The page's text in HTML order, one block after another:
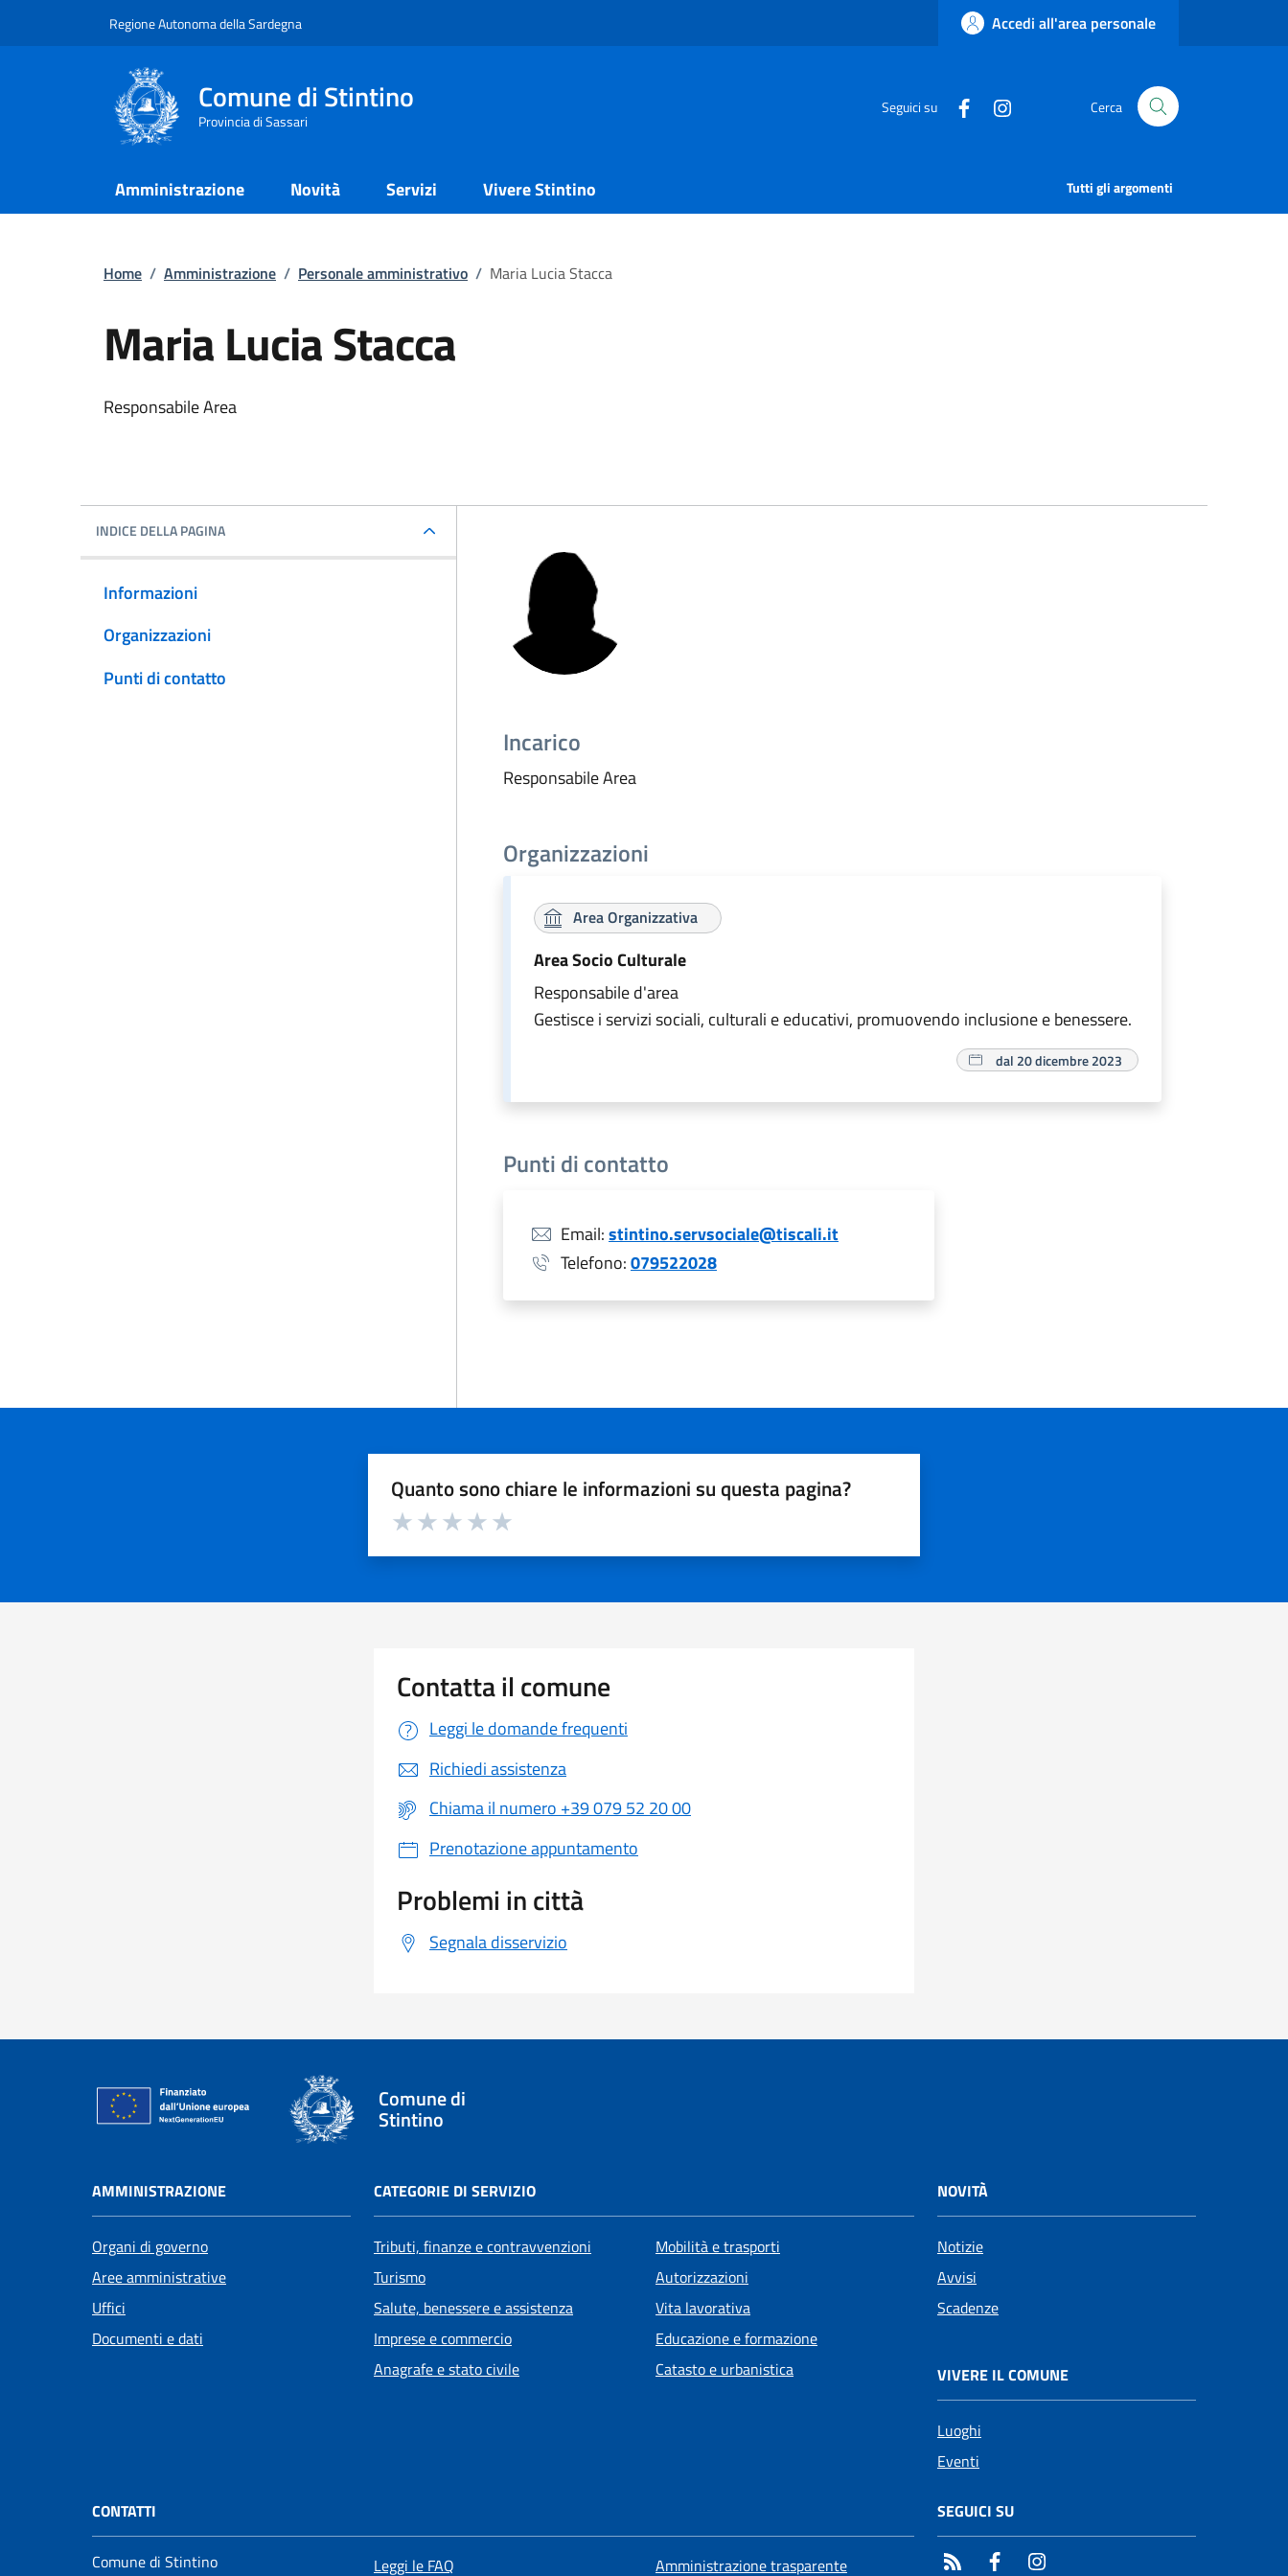
Regione Autonoma della Sardegna Accedi all'area personale
Comune di Stintino
Provincia di Sassari
Seguici su Cerca
Amministrazione Novità Servizi Vivere Stintino Tutti gli argomenti
Home / Amministrazione / Personale amministrativo / Maria Lucia Stacca
Maria Lucia Stacca
Responsabile Area
INDICE DELLA PAGINA
Informazioni
Organizzazioni
Punti di contatto
Incarico
Responsabile Area
Organizzazioni
Area Organizzativa
Area Socio Culturale
Responsabile d'area
Gestisce i servizi sociali, culturali e educativi, promuovendo inclusione e benessere.
dal 20 dicembre 2023
Punti di contatto
Email:stintino.servsociale@tiscali.it
Telefono:079522028
Quanto sono chiare le informazioni su questa pagina?
Valuta da 1 a 5 stelle la pagina
Contatta il comune
Leggi le domande frequenti
Richiedi assistenza
Chiama il numero +39 079 52 20 00
Prenotazione appuntamento
Problemi in città
Segnala disservizio
Comune di
Stintino
AMMINISTRAZIONE
Organi di governo
Aree amministrative
Uffici
Documenti e dati
CATEGORIE DI SERVIZIO
Tributi, finanze e contravvenzioni
Turismo
Salute, benessere e assistenza
Imprese e commercio
Anagrafe e stato civile
Mobilità e trasporti
Autorizzazioni
Vita lavorativa
Educazione e formazione
Catasto e urbanistica
NOVITÀ
Notizie
Avvisi
Scadenze
VIVERE IL COMUNE
Luoghi
Eventi
CONTATTI
Comune di Stintino
Leggi le FAQ Amministrazione trasparente
SEGUICI SU
RSS Facebook